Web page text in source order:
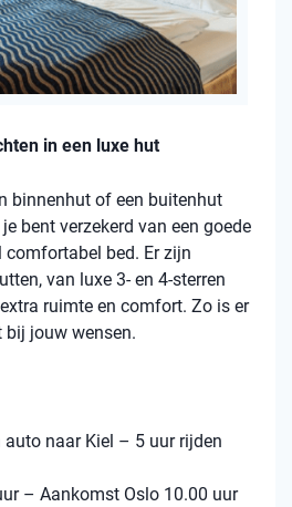
in een luxe hut
binnenhut of een buitenhut
bent verzekerd van een goede
comfortabel bed. Er zijn
van luxe 3- en 4-sterren
ruimte en comfort. Zo is er
bij jouw wensen.
auto naar Kiel – 5 uur rijden
– Aankomst Oslo 10.00 uur